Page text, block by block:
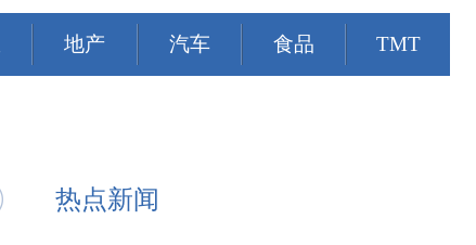
地产 汽车 食品 TMT
热点新闻